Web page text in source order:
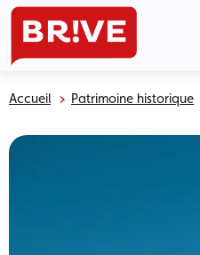
Accueil Patrimoine historique